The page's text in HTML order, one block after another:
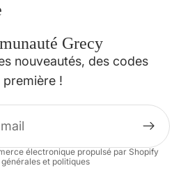
Grecy
nouveautés, des codes
!
électronique propulsé par Shopify
et politiques